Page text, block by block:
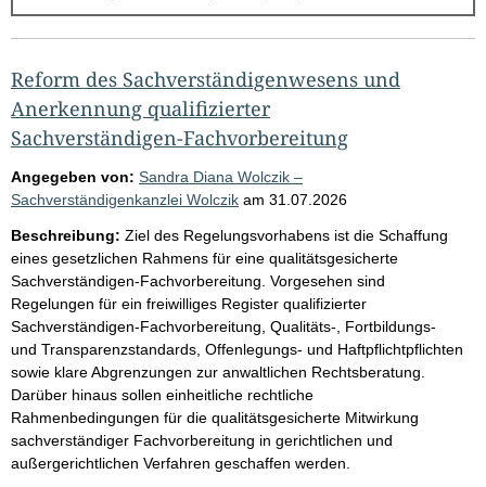
g
e
b
n
i
s
s
e
p
r
o
S
e
i
t
e
Reform des Sachverständigenwesens und
Anerkennung qualifizierter
Sachverständigen-Fachvorbereitung
Angegeben von: Sandra Diana Wolczik –
Sachverständigenkanzlei Wolczik am 31.07.2026
Beschreibung: Ziel des Regelungsvorhabens ist die Schaffung
eines gesetzlichen Rahmens für eine qualitätsgesicherte
Sachverständigen-Fachvorbereitung. Vorgesehen sind
Regelungen für ein freiwilliges Register qualifizierter
Sachverständigen-Fachvorbereitung, Qualitäts-, Fortbildungs-
und Transparenzstandards, Offenlegungs- und Haftpflichtpflichten
sowie klare Abgrenzungen zur anwaltlichen Rechtsberatung.
Darüber hinaus sollen einheitliche rechtliche
Rahmenbedingungen für die qualitätsgesicherte Mitwirkung
sachverständiger Fachvorbereitung in gerichtlichen und
außergerichtlichen Verfahren geschaffen werden.